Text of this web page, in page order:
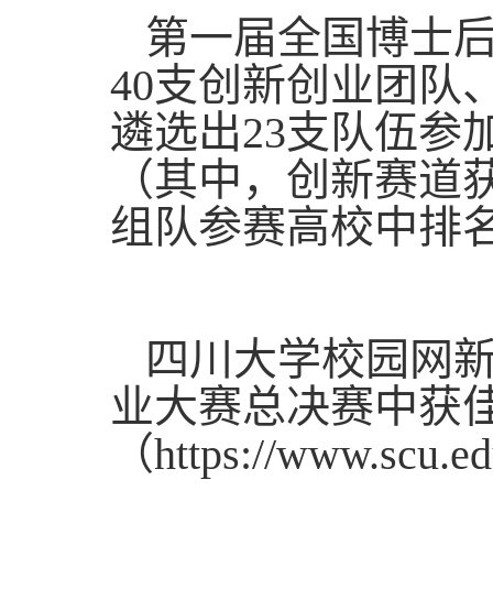
第一届全国博士
40支创新创业团队
遴选出23支队伍参
（其中，创新赛
组队参赛高校中排
四川大学校园网
业大赛总决赛中获
（https://